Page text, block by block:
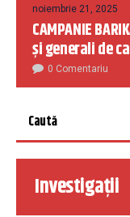
noiembrie 21, 2025
CAMPANIE
și generali de
0 Comentariu
Investigații